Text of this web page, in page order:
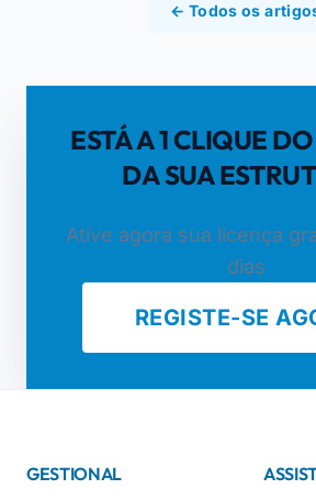
← Todos os
ESTÁ A 1 CLIQUE
DA SUA
Ative agora sua licença
dias
REGISTE-SE
GESTIONAL